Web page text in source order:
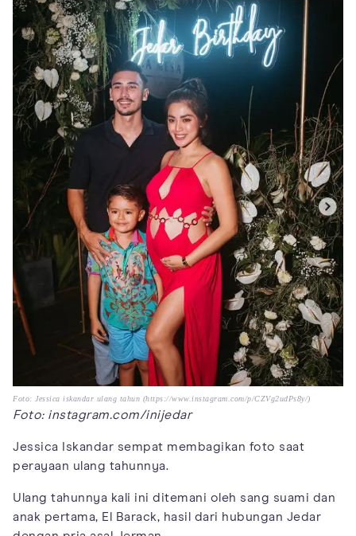
Foto: Jessica iskandar ulang tahun (https://www.instagram.com/p/CZVg2udPs8y/)
Foto: instagram.com/inijedar
Jessica Iskandar sempat membagikan foto saat
perayaan ulang tahunnya.
Ulang tahunnya kali ini ditemani oleh sang suami dan
anak pertama, El Barack, hasil dari hubungan Jedar